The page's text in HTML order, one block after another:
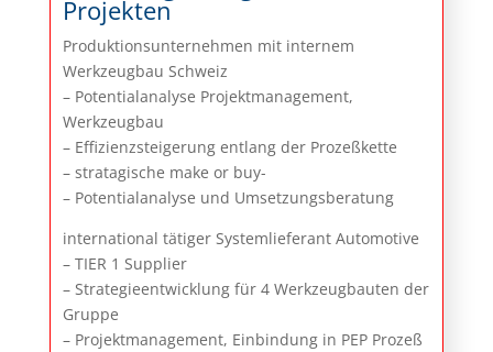
Projekten
Produktionsunternehmen mit internem
Werkzeugbau Schweiz
– Potentialanalyse Projektmanagement,
Werkzeugbau
– Effizienzsteigerung entlang der Prozeßkette
– stratagische make or buy-
– Potentialanalyse und Umsetzungsberatung
international tätiger Systemlieferant Automotive
– TIER 1 Supplier
– Strategieentwicklung für 4 Werkzeugbauten der
Gruppe
– Projektmanagement, Einbindung in PEP Prozeß